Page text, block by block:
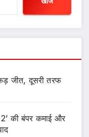
जीत, दूसरी तरफ
2’ की बंपर कमाई और